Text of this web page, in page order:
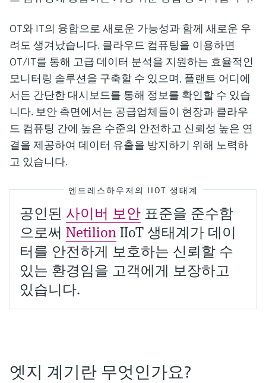
OT와 IT의 융합으로 새로운 가능성과 함께 새로운 우
려도 생겨났습니다. 클라우드 컴퓨팅을 이용하면
OT/IT를 통해 고급 데이터 분석을 지원하는 효율적인
모니터링 솔루션을 구축할 수 있으며, 플랜트 어디에
서든 간단한 대시보드를 통해 정보를 확인할 수 있습
니다. 보안 측면에서는 공급업체들이 현장과 클라우
드 컴퓨팅 간에 높은 수준의 안전하고 신뢰성 높은 연
결을 제공하여 데이터 유출을 방지하기 위해 노력하
고 있습니다.
엔드레스하우저의 IIOT 생태계
공인된 사이버 보안 표준을 준수함
으로써 Netilion IIoT 생태계가 데이
터를 안전하게 보호하는 신뢰할 수
있는 환경임을 고객에게 보장하고
있습니다.
엣지 계기란 무엇인가요?